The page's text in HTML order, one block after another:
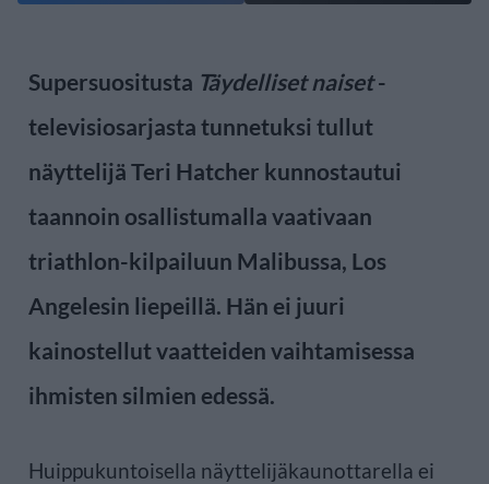
Supersuositusta Täydelliset naiset-
televisiosarjasta tunnetuksi tullut
näyttelijä Teri Hatcher kunnostautui
taannoin osallistumalla vaativaan
triathlon-kilpailuun Malibussa, Los
Angelesin liepeillä. Hän ei juuri
kainostellut vaatteiden vaihtamisessa
ihmisten silmien edessä.
Huippukuntoisella näyttelijäkaunottarella ei